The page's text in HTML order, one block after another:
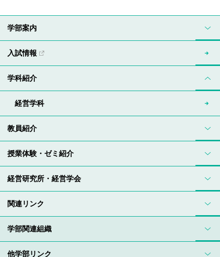
学部関連組織
他学部リンク
学部案内
入試情報
学科紹介
経営学科
教員紹介
授業体験・ゼミ紹介
経営研究所・経営学会
関連リンク